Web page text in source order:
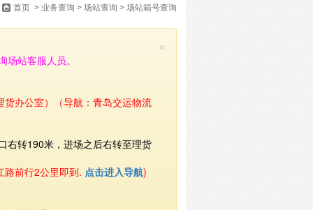
首页 > 业务查询 > 场站查询 > 场站箱号查询